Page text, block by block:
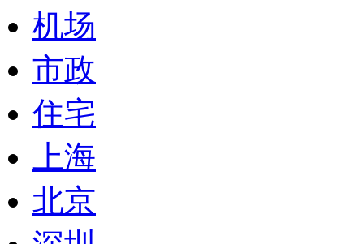
机场
市政
住宅
上海
北京